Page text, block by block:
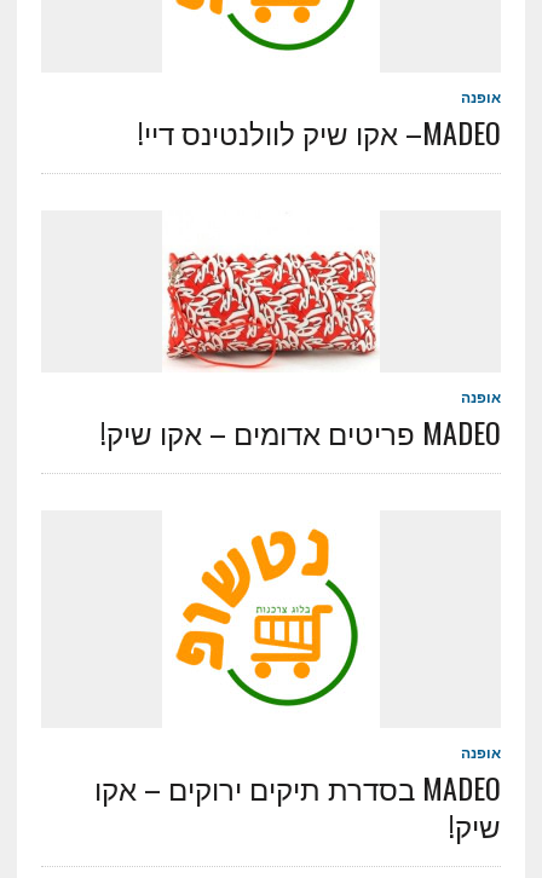
אופנה
MADEO– אקו שיק לוולנטינס דיי!
אופנה
MADEO פריטים אדומים – אקו שיק!
אופנה
MADEO בסדרת תיקים ירוקים – אקו
שיק!